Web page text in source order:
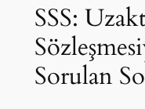
SSS:
Sorulan